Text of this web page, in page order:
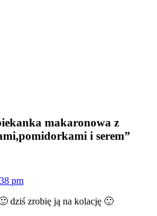
makaronowa z
i serem”
pm
dziś zrobię ją na kolację 🙂